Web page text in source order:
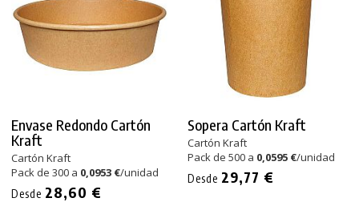
Envase Redondo Cartón
Kraft
Cartón Kraft
Pack de 300 a 0,0953 €/unidad
Desde 28,60 €
Sopera Cartón Kraft
Cartón Kraft
Pack de 500 a 0,0595 €/unidad
Desde 29,77 €